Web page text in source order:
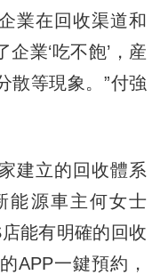
業在回收渠道和
業‘吃不飽’，産
散等現象。”付強
立的回收體系
能源車主何女士
能有明確的回收
APP一鍵預約，